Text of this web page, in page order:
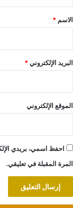
*
الاسم *
البريد الإلكتروني*
الموقع الإلكتروني
احفظ اسمي، بريدي
المرة المقبلة في تعليقي.